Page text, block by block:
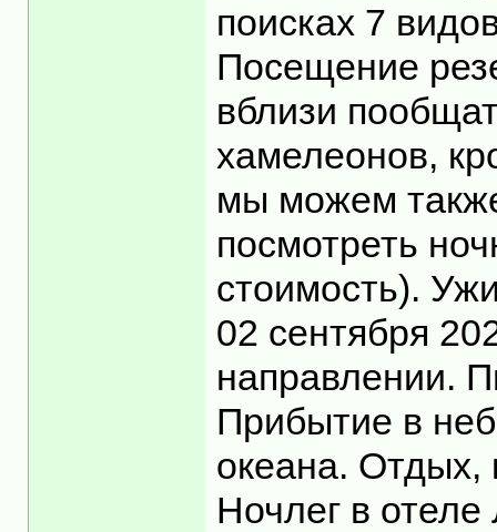
поисках 7
Посещение
вблизи
хамелеонов,
мы можем
посмотреть
стоимость).
02 сентября
направлении.
Прибытие в
океана. Отдых,
Ночлег в